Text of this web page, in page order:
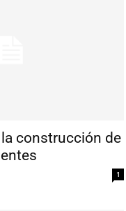
construcción de
1